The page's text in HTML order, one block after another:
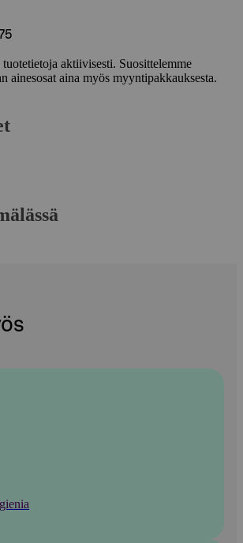
aktiivisesti. Suosittelemme
ainesosat aina myös myyntipakkauksesta.